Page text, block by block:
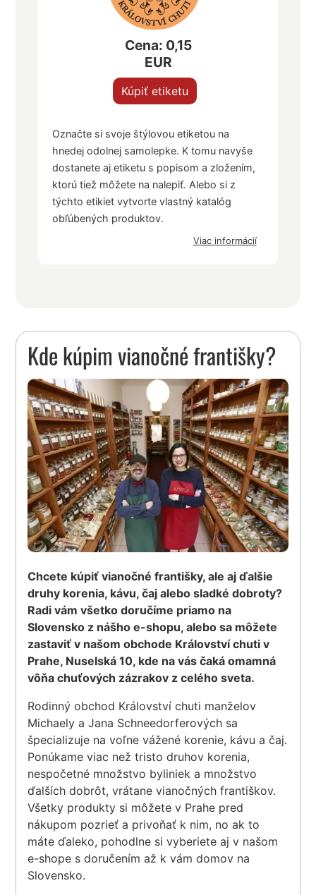
Cena: 0,15
EUR
Kúpiť etiketu
Označte si svoje štýlovou etiketou na
hnedej odolnej samolepke. K tomu navyše
dostanete aj etiketu s popisom a zložením,
ktorú tiež môžete na nalepiť. Alebo si z
týchto etikiet vytvorte vlastný katalóg
obľúbených produktov.
Viac informácií
Kde kúpim vianočné františky?
Chcete kúpiť vianočné františky, ale aj ďalšie
druhy korenia, kávu, čaj alebo sladké dobroty?
Radi vám všetko doručíme priamo na
Slovensko z nášho e-shopu, alebo sa môžete
zastaviť v našom obchode Království chuti v
Prahe, Nuselská 10, kde na vás čaká omamná
vôňa chuťových zázrakov z celého sveta.
Rodinný obchod Království chuti manželov
Michaely a Jana Schneedorferových sa
špecializuje na voľne vážené korenie, kávu a čaj.
Ponúkame viac než tristo druhov korenia,
nespočetné množstvo byliniek a množstvo
ďalších dobrôt, vrátane vianočných františkov.
Všetky produkty si môžete v Prahe pred
nákupom pozrieť a privoňať k nim, no ak to
máte ďaleko, pohodlne si vyberiete aj v našom
e-shope s doručením až k vám domov na
Slovensko.